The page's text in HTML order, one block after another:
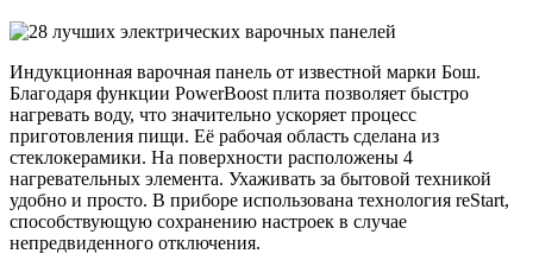
Индукционная варочная панель от известной марки Бош.
Благодаря функции PowerBoost плита позволяет быстро
нагревать воду, что значительно ускоряет процесс
приготовления пищи. Её рабочая область сделана из
стеклокерамики. На поверхности расположены 4
нагревательных элемента. Ухаживать за бытовой техникой
удобно и просто. В приборе использована технология reStart,
способствующую сохранению настроек в случае
непредвиденного отключения.